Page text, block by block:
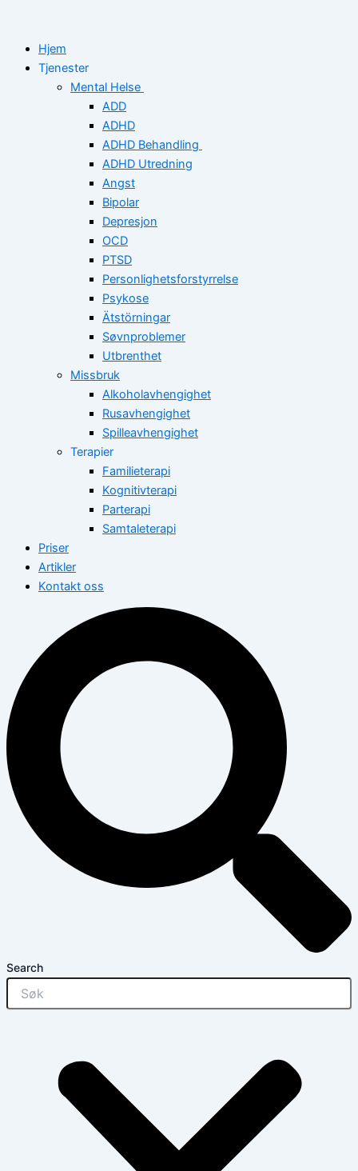
Hjem
Tjenester
Mental Helse
ADD
ADHD
ADHD Behandling
ADHD Utredning
Angst
Bipolar
Depresjon
OCD
PTSD
Personlighetsforstyrrelse
Psykose
Ätstörningar
Søvnproblemer
Utbrenthet
Missbruk
Alkoholavhengighet
Rusavhengighet
Spilleavhengighet
Terapier
Familieterapi
Kognitivterapi
Parterapi
Samtaleterapi
Priser
Artikler
Kontakt oss
Search